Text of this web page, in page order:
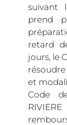
suivant
prend
retard
jours, le
et
Code